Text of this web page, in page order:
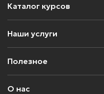
Каталог курсов
Наши услуги
Полезное
О нас